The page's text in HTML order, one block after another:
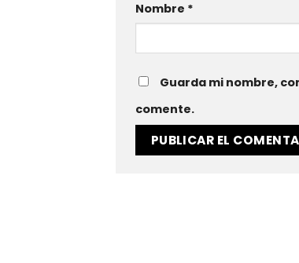
Nombre *
Guarda mi nombre,
comente.